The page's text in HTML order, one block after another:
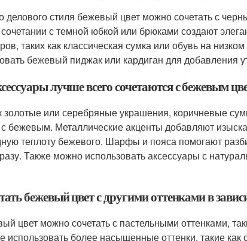
делового стиля бежевый цвет можно сочетать с
с темной юбкой или брюками создают
таких как классическая сумка или обувь на
бежевый пиджак или кардиган для добавления
лучше всего сочетаются с бежевым
золотые или серебряные украшения, коричневые
бежевым. Металлические акценты добавляют
теплоту бежевого. Шарфы и пояса помогают
Также можно использовать аксессуары с
бежевый цвет с другими оттенками в
цвет можно сочетать с пастельными оттенками,
более насыщенные оттенки, такие